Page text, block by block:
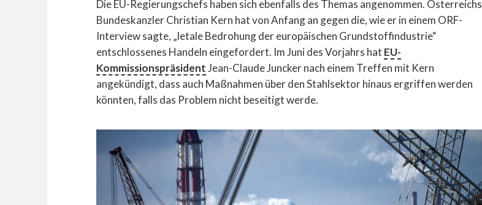
Die EU-Regierungschefs haben sich ebenfalls des Themas angenommen. Österreichs
Bundeskanzler Christian Kern hat von Anfang an gegen die, wie er in einem ORF-
Interview sagte, „letale Bedrohung der europäischen Grundstoffindustrie“
entschlossenes Handeln eingefordert. Im Juni des Vorjahrs hat EU-
KommissionspräsidentJean-Claude Juncker nach einem Treffen mit Kern
angekündigt, dass auch Maßnahmen über den Stahlsektor hinaus ergriffen werden
könnten, falls das Problem nicht beseitigt werde.